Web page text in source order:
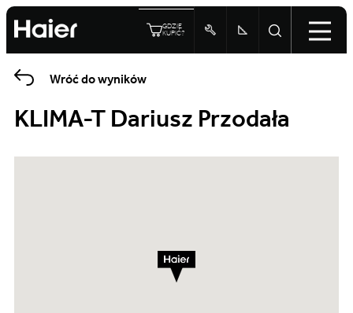
GDZIE
KUPIĆ?
Wróć do wyników
KLIMA-T Dariusz Przodała